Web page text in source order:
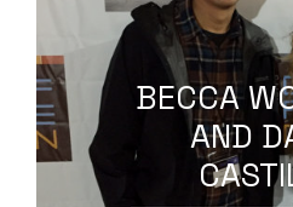
BECCA
AND